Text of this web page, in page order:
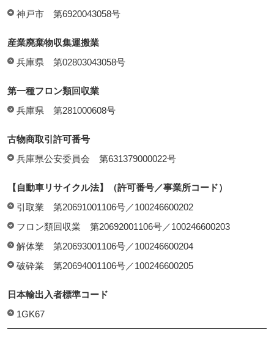
神戸市 第6920043058号
産業廃棄物収集運搬業
兵庫県 第02803043058号
第一種フロン類回収業
兵庫県 第281000608号
古物商取引許可番号
兵庫県公安委員会 第631379000022号
【自動車リサイクル法】（許可番号／事業所コード）
引取業 第20691001106号／100246600202
フロン類回収業 第20692001106号／100246600203
解体業 第20693001106号／100246600204
破砕業 第20694001106号／100246600205
日本輸出入者標準コード
1GK67